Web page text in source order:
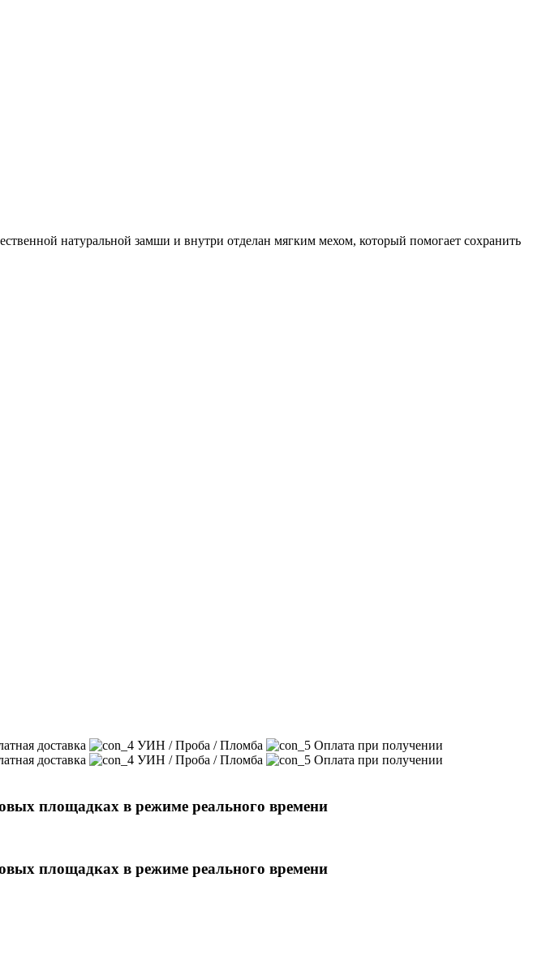
натуральной замши и внутри отделан мягким мехом, который помогает сохранить
доставка УИН / Проба / Пломба
Оплата при получении
доставка УИН / Проба / Пломба Оплата при получении
площадках в режиме реального времени
площадках в режиме реального времени